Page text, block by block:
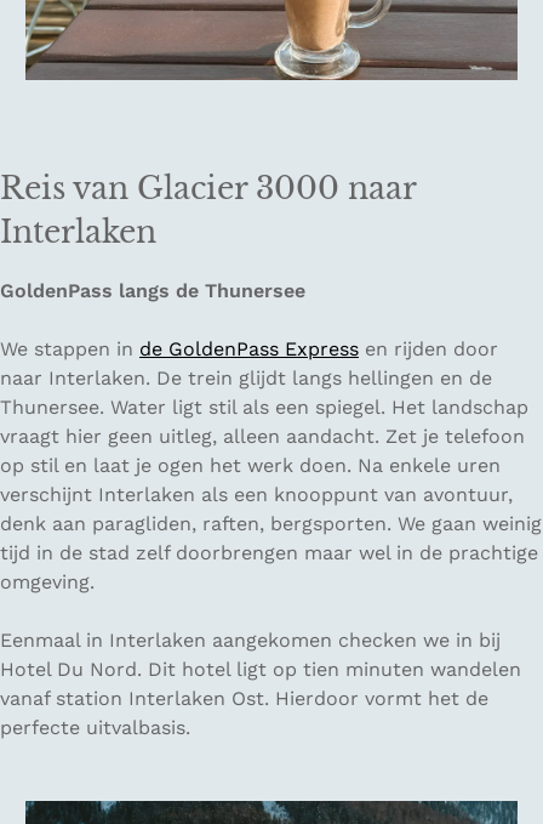
Reis van Glacier 3000 naar
Interlaken
GoldenPass langs de Thunersee
We stappen in de GoldenPass Express en rijden door
naar Interlaken. De trein glijdt langs hellingen en de
Thunersee. Water ligt stil als een spiegel. Het landschap
vraagt hier geen uitleg, alleen aandacht. Zet je telefoon
op stil en laat je ogen het werk doen. Na enkele uren
verschijnt Interlaken als een knooppunt van avontuur,
denk aan paragliden, raften, bergsporten. We gaan weinig
tijd in de stad zelf doorbrengen maar wel in de prachtige
omgeving.
Eenmaal in Interlaken aangekomen checken we in bij
Hotel Du Nord. Dit hotel ligt op tien minuten wandelen
vanaf station Interlaken Ost. Hierdoor vormt het de
perfecte uitvalbasis.